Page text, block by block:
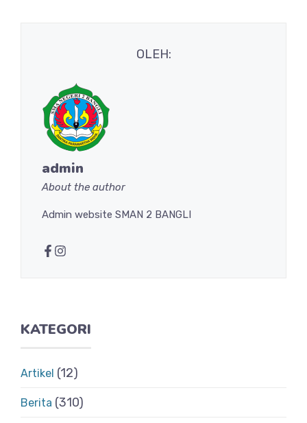
OLEH:
admin
About the author
Admin website SMAN 2 BANGLI
KATEGORI
Artikel (12)
Berita (310)